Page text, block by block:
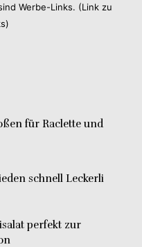
Werbe-Links. (Link zu
für Raclette und
schnell Leckerli
perfekt zur